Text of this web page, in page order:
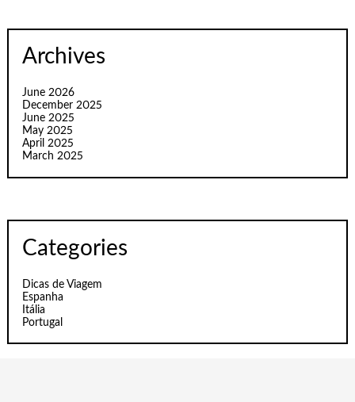
Archives
June 2026
December 2025
June 2025
May 2025
April 2025
March 2025
Categories
Dicas de Viagem
Espanha
Itália
Portugal